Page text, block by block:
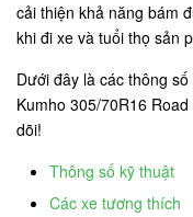
cải thiện khả năng bám
khi đi xe và tuổi thọ sản
Dưới đây là các thông
Kumho 305/70R16
dõi!
Thông số kỹ thuật
Các xe tương thích